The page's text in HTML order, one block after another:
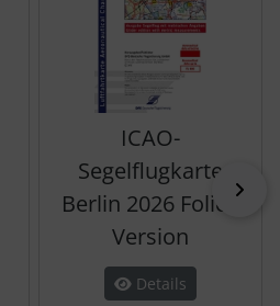
ICAO-
Segelflugkarte
Berlin 2026 Folien
Version
Details